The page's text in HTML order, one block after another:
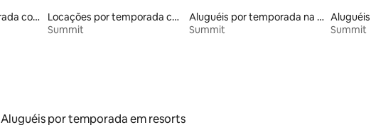
Aluguéis por temporada com terraço
Locações por temporada com piscina
Summit
Aluguéis por temporada na orla
Summit
Summit
Aluguéis por temporada em resorts